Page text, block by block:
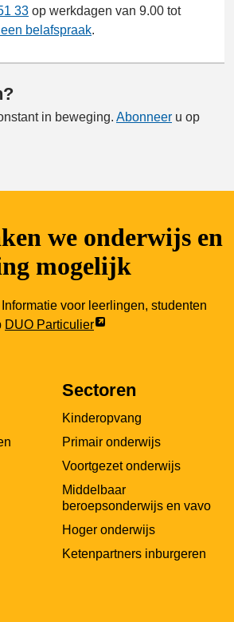
33 op werkdagen van 9.00 tot
belafspraak.
in beweging. Abonneer u op
we onderwijs en
mogelijk
voor leerlingen, studenten
DUO Particulier
Link
nieuw
Sectoren
Kinderopvang
Primair onderwijs
Voortgezet onderwijs
Middelbaar
beroepsonderwijs en vavo
Hoger onderwijs
Ketenpartners inburgeren